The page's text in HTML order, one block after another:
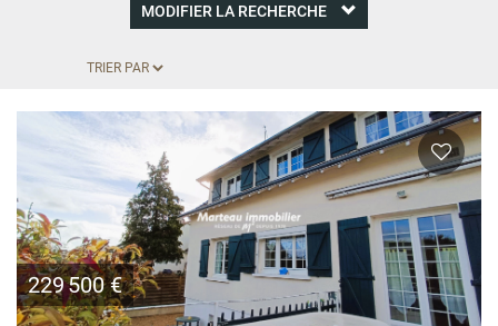
MODIFIER LA RECHERCHE
229 500 €